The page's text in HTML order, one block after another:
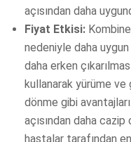
açısından daha
Fiyat Etkisi:
nedeniyle daha
daha erken
kullanarak yürüme ve
dönme gibi
açısından daha
hastalar tarafından